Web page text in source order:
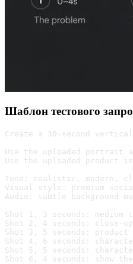
Шаблон тестового
Create a 30-second
Use the uploaded portrait
Use the uploaded product
Tone: realistic, modern,
Visual style: premium
Audio: subtle background
Shot 1, 3 seconds:
Shot 2, 4 seconds: close-
Shot 3, 5 seconds:
Shot 4, 6 seconds:
Shot 5, 5 seconds:
Shot 6, 4 seconds: show